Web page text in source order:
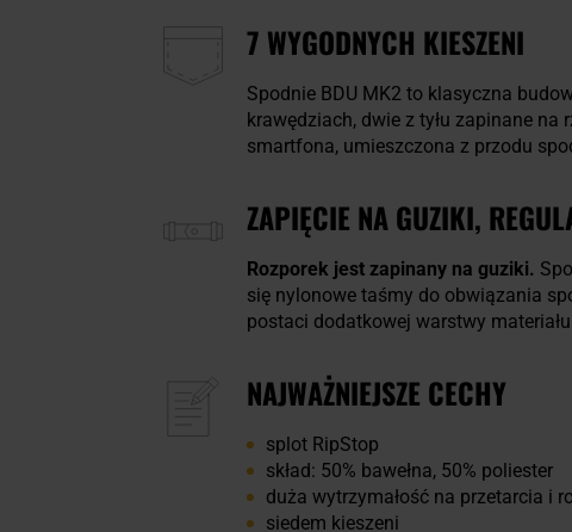
7 WYGODNYCH KIESZENI
Spodnie BDU MK2 to klasyczna
krawędziach, dwie z tyłu zapinane
smartfona, umieszczona z przodu
ZAPIĘCIE NA GUZIKI,
Rozporek jest zapinany na guziki.
się nylonowe taśmy do obwiązania
postaci dodatkowej warstwy
NAJWAŻNIEJSZE CECHY
splot RipStop
skład: 50% bawełna, 50% poliester
duża wytrzymałość na przetarcia i
siedem kieszeni